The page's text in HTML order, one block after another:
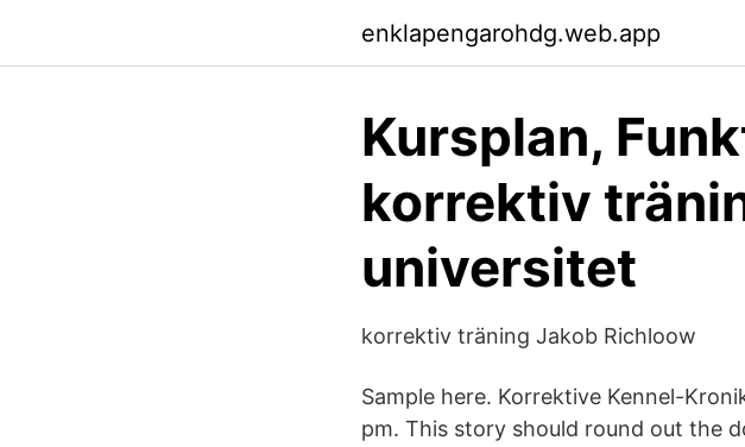
enklapengarohdg.web.app
Kursplan,
korrektiv
universitet
korrektiv träning Jakob Richloow
Sample here. Korrektive Kennel-
pm. This story should round out the